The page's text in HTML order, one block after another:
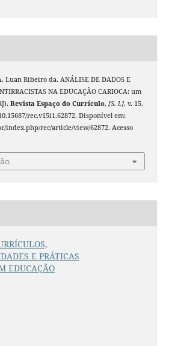
Luan Ribeiro da. ANÁLISE DE DADOS E
NA EDUCAÇÃO CARIOCA: um
Revista Espaço do Currículo, [S. l.], v. 15,
rec.v15i1.62872. Disponível em:
index.php/rec/article/view/62872. Acesso
E PRÁTICAS
EDUCAÇÃO